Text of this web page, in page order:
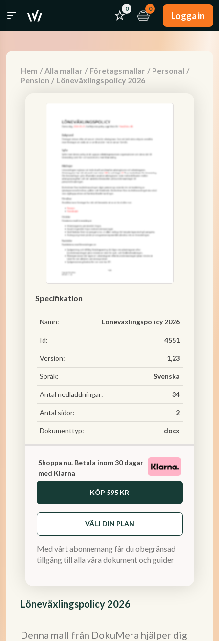
0 0
Logga in
Hem / Alla mallar / Företagsmallar / Personal /
Pension / Löneväxlingspolicy 2026
Löneväxlingspolicy 2026
Denna mall från DokuMera hjälper dig
Specifikation
Namn: Löneväxlingspolicy 2026
Id: 4551
Version: 1,23
Språk: Svenska
Antal nedladdningar: 34
Antal sidor: 2
Dokumenttyp: docx
Shoppa nu. Betala inom 30 dagar
med Klarna
KÖP 595 KR
VÄLJ DIN PLAN
Med vårt abonnemang får du obegränsad
tillgång till alla våra dokument och guider